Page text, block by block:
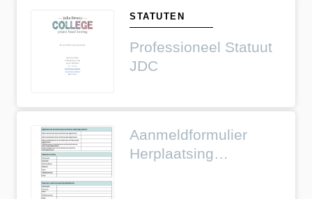
STATUTEN
Professioneel Statuut
JDC
Aanmeldformulier
Herplaatsing